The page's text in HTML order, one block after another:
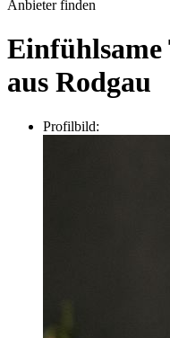
Anbieter finden
aus Rodgau
Profilbild: